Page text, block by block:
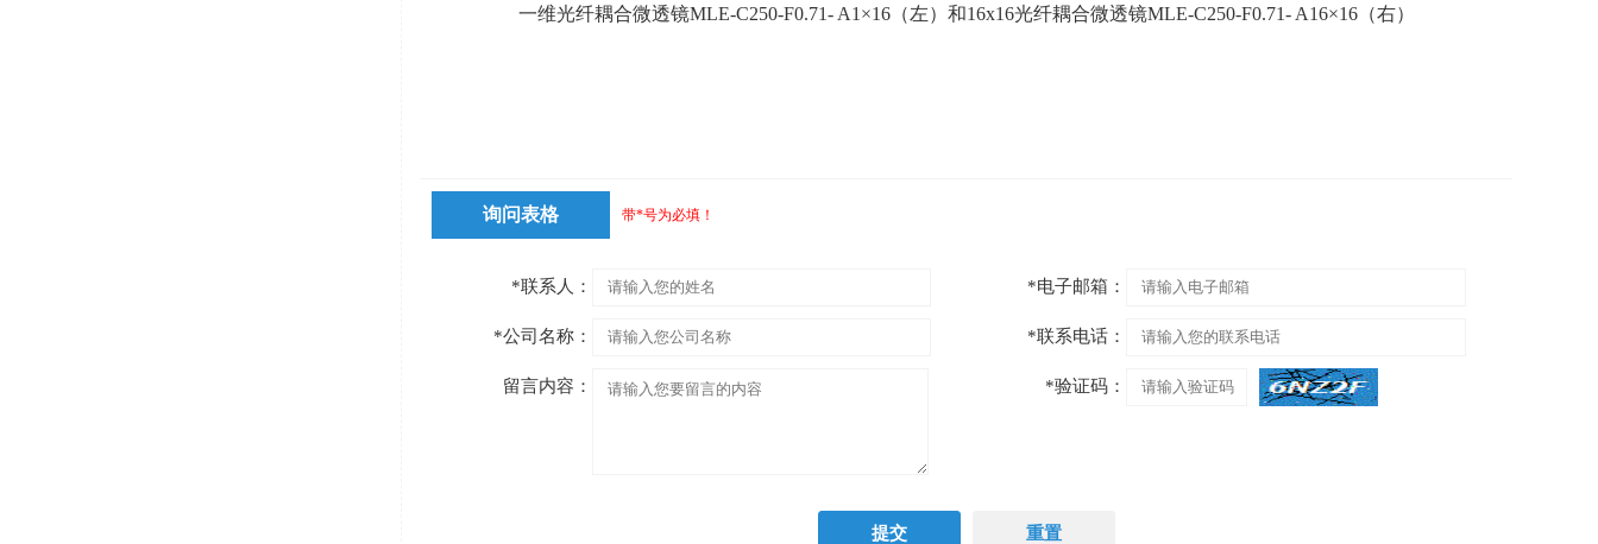
一维光纤耦合微透镜MLE-C250-F0.71- A1 ×16（左）和16x16光纤耦合微透镜MLE-C250-F0.71- A16×16（右）
询问表格 带*号为必填！
*联系人： *电子邮箱：
*公司名称： *联系电话：
留言内容： *验证码：